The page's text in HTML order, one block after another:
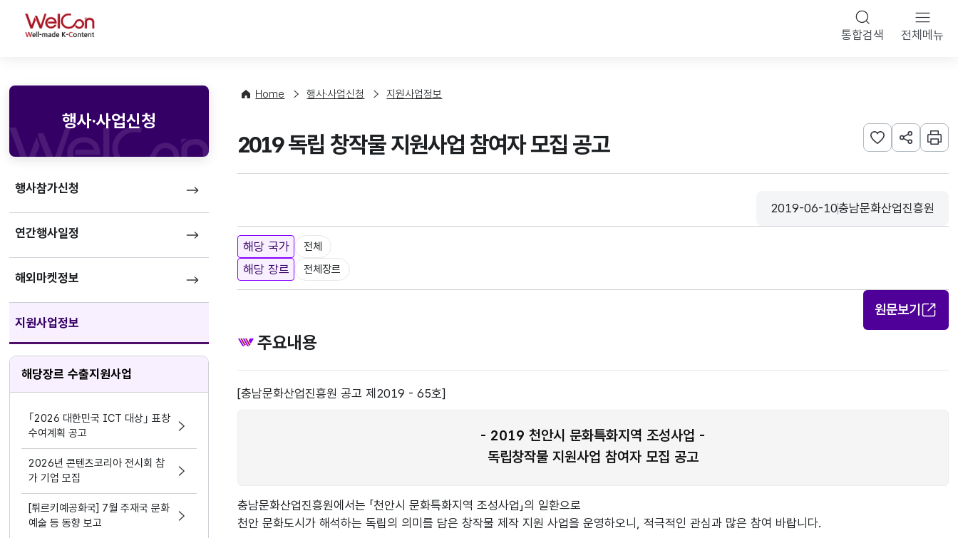
WelCon 통합검색 전체메뉴
행사·사업신청
행사참가신청
연간행사일정
해외마켓정보
지원사업정보
해당장르 수출지원사업
｢2026 대한민국 ICT 대상｣ 표창
수여계획 공고
2026년 콘텐츠코리아 전시회 참
가 기업 모집
[튀르키예공화국] 7월 주재국 문화
예술 등 동향 보고
Home 행사·사업신청 지원사업정보
2019 독립 창작물 지원사업 참여자 모집 공고 관심사 등록하기
URL 공유하
인쇄
등록일
2019-06-10
수집기관
충남문화산업진흥원
해당 국가 전체
해당 장르 전체장르
원문보기
주요내용
[충남문화산업진흥원 공고 제2019 - 65호]
​- 2019 천안시 문화특화지역 조성사업 -
독립창작물 지원사업 참여자 모집 공고
충남문화산업진흥원에서는 「천안시 문화특화지역 조성사업」의 일환으로
천안 문화도시가 해석하는 독립의 의미를 담은 창작물 제작 지원 사업을 운영하오니, 적극적인 관심과 많은 참여 바랍니다.